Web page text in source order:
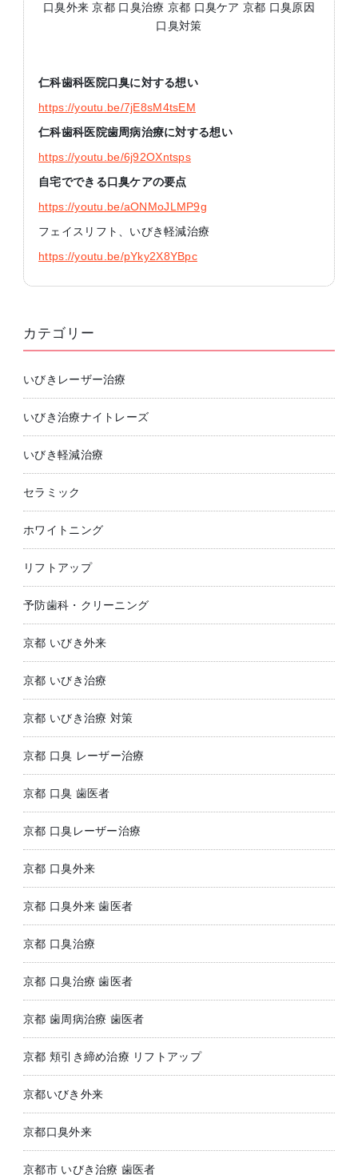
口臭外来 京都 口臭治療 京都 口臭ケア 京都 口臭原因
口臭対策
仁科歯科医院口臭に対する想い
https://youtu.be/7jE8sM4tsEM
仁科歯科医院歯周病治療に対する想い
https://youtu.be/6j92OXntsps
自宅でできる口臭ケアの要点
https://youtu.be/aONMoJLMP9g
フェイスリフト、いびき軽減治療
https://youtu.be/pYky2X8YBpc
カテゴリー
いびきレーザー治療
いびき治療ナイトレーズ
いびき軽減治療
セラミック
ホワイトニング
リフトアップ
予防歯科・クリーニング
京都 いびき外来
京都 いびき治療
京都 いびき治療 対策
京都 口臭 レーザー治療
京都 口臭 歯医者
京都 口臭レーザー治療
京都 口臭外来
京都 口臭外来 歯医者
京都 口臭治療
京都 口臭治療 歯医者
京都 歯周病治療 歯医者
京都 頬引き締め治療 リフトアップ
京都いびき外来
京都口臭外来
京都市 いびき治療 歯医者